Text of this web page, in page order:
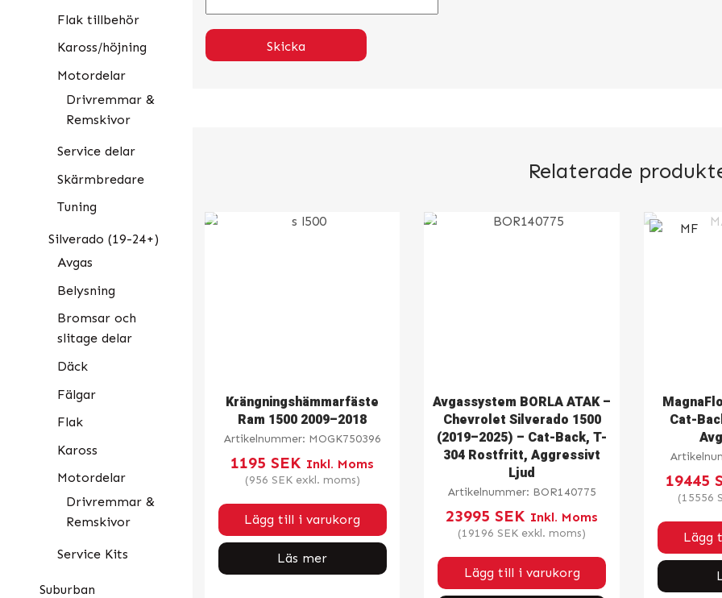
Flak tillbehör
Kaross/höjning
Motordelar
Drivremmar &
Remskivor
Service delar
Skärmbredare
Tuning
Silverado (19-24+)
Avgas
Belysning
Bromsar och
slitage delar
Däck
Fälgar
Flak
Kaross
Motordelar
Drivremmar &
Remskivor
Service Kits
Suburban
Relaterade
Krängningshämmarfäste
Ram 1500 2009–2018
Artikelnummer: MOGK750396
1195 SEK Inkl. Moms
(956 SEKexkl. moms)
Lägg till i varukorg
Läs mer
Avgassystem BORLA ATAK –
Chevrolet Silverado 1500
(2019–2025) – Cat-Back, T-
304 Rostfritt, Aggressivt
Ljud
Artikelnummer: BOR140775
23995 SEK Inkl. Moms
(19196 SEK exkl. moms)
Lägg till i varukorg
Cat-
19445
(15556
Lägg